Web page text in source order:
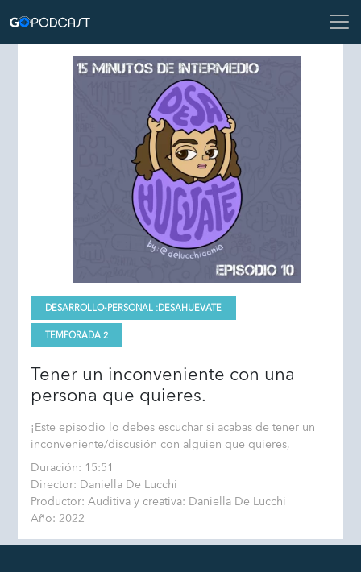
DESARROLLO-PERSONAL :DESAHUEVATE
TEMPORADA 2
Tener un inconveniente con una
persona que quieres.
¡Este episodio lo debes escuchar si acabas de tener un
inconveniente/discusión con alguien que quieres,
Duración: 15:51
Director: Daniella De Lucchi
Productor: Auditiva y creativa: Daniella De Lucchi
Año: 2022